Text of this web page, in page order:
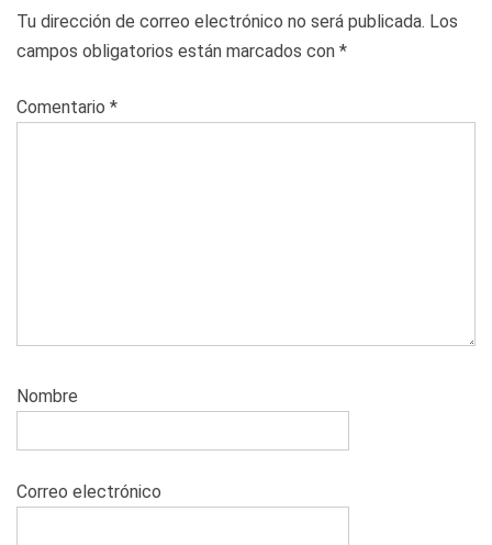
Tu dirección de correo electrónico no será publicada. Los
campos obligatorios están marcados con *
Comentario *
Nombre
Correo electrónico